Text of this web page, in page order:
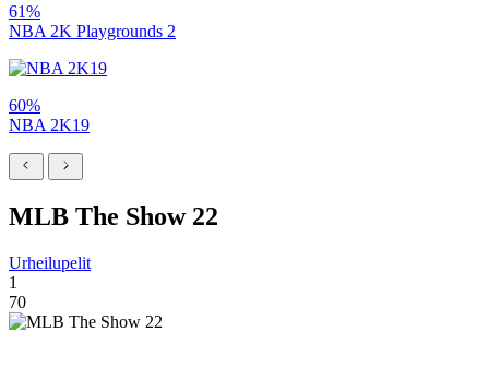
61%
NBA 2K Playgrounds 2
60%
NBA 2K19
MLB The Show 22
Urheilupelit
1
70